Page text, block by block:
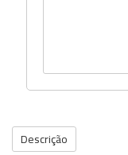
Descrição